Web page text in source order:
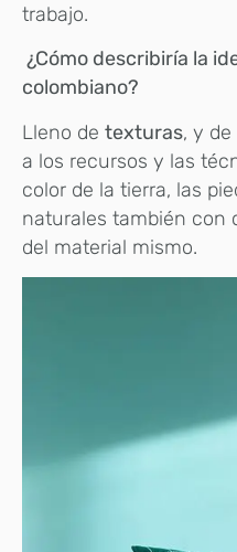
trabajo.
¿Cómo describiría la
colombiano?
Lleno de texturas, y de
a los recursos y las
color de la tierra, las
naturales también con
del material mismo.